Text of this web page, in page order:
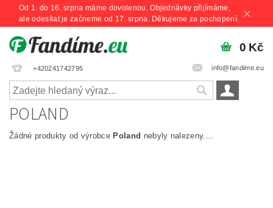
Od 1. do 16. srpna máme dovolenou. Objednávky přijímáme,
ale odesílat je začneme od 17. srpna. Děkujeme za pochopení.
+420241742795 info@fandime.eu
0 Kč
POLAND
Žádné produkty od výrobce Poland nebyly nalezeny....